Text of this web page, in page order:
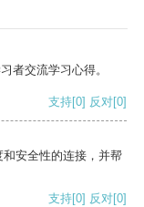
者交流学习心得。
支持[0] 反对[0]
安全性的连接，并帮
支持[0] 反对[0]